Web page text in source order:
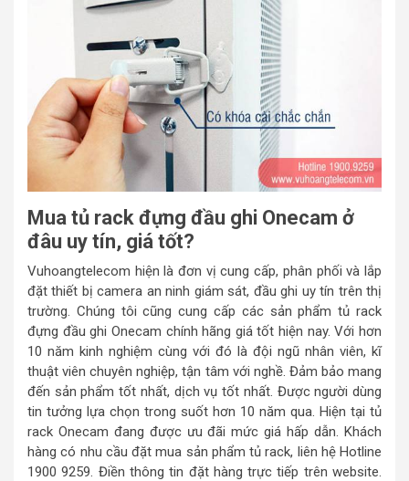
Mua tủ rack đựng đầu ghi Onecam ở
đâu uy tín, giá tốt?
Vuhoangtelecom hiện là đơn vị cung cấp, phân phối và lắp
đặt thiết bị camera an ninh giám sát, đầu ghi uy tín trên thị
trường. Chúng tôi cũng cung cấp các sản phẩm tủ rack
đựng đầu ghi Onecam chính hãng giá tốt hiện nay. Với hơn
10 năm kinh nghiệm cùng với đó là đội ngũ nhân viên, kĩ
thuật viên chuyên nghiệp, tận tâm với nghề. Đảm bảo mang
đến sản phẩm tốt nhất, dịch vụ tốt nhất. Được người dùng
tin tưởng lựa chọn trong suốt hơn 10 năm qua. Hiện tại tủ
rack Onecam đang được ưu đãi mức giá hấp dẫn. Khách
hàng có nhu cầu đặt mua sản phẩm tủ rack, liên hệ Hotline
1900 9259. Điền thông tin đặt hàng trực tiếp trên website.